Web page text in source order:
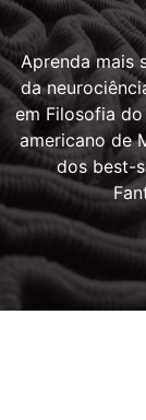
Aprenda mais
da
em Filosofia
americano de
dos best-